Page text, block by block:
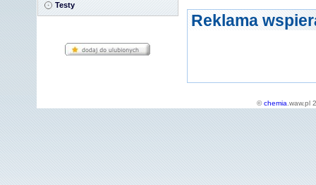
Testy
Reklama
©chemia .waw.pl